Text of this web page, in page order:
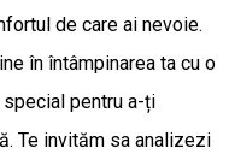
de care ai nevoie.
în întâmpinarea ta cu o
pentru a-ți
Te invităm sa analizezi